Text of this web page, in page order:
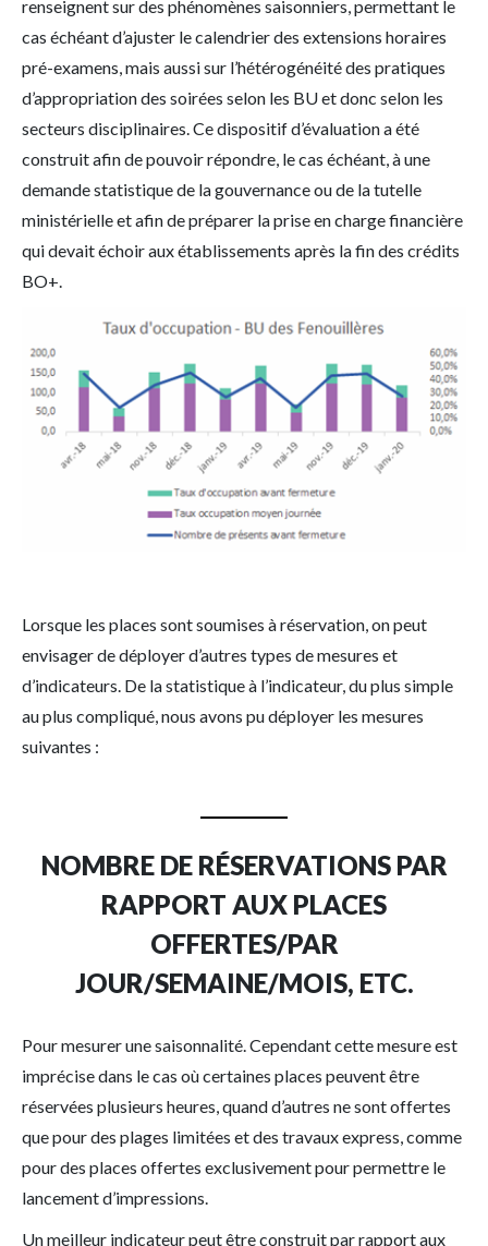
renseignent sur des phénomènes saisonniers, permettant le
cas échéant d’ajuster le calendrier des extensions horaires
pré-examens, mais aussi sur l’hétérogénéité des pratiques
d’appropriation des soirées selon les BU et donc selon les
secteurs disciplinaires. Ce dispositif d’évaluation a été
construit afin de pouvoir répondre, le cas échéant, à une
demande statistique de la gouvernance ou de la tutelle
ministérielle et afin de préparer la prise en charge financière
qui devait échoir aux établissements après la fin des crédits
BO+.
Lorsque les places sont soumises à réservation, on peut
envisager de déployer d’autres types de mesures et
d’indicateurs. De la statistique à l’indicateur, du plus simple
au plus compliqué, nous avons pu déployer les mesures
suivantes :
NOMBRE DE RÉSERVATIONS PAR
RAPPORT AUX PLACES
OFFERTES/PAR
JOUR/SEMAINE/MOIS, ETC.
Pour mesurer une saisonnalité. Cependant cette mesure est
imprécise dans le cas où certaines places peuvent être
réservées plusieurs heures, quand d’autres ne sont offertes
que pour des plages limitées et des travaux express, comme
pour des places offertes exclusivement pour permettre le
lancement d’impressions.
Un meilleur indicateur peut être construit par rapport aux